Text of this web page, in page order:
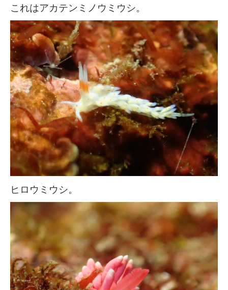
これはアカテンミノウミウシ。
ヒロウミウシ。